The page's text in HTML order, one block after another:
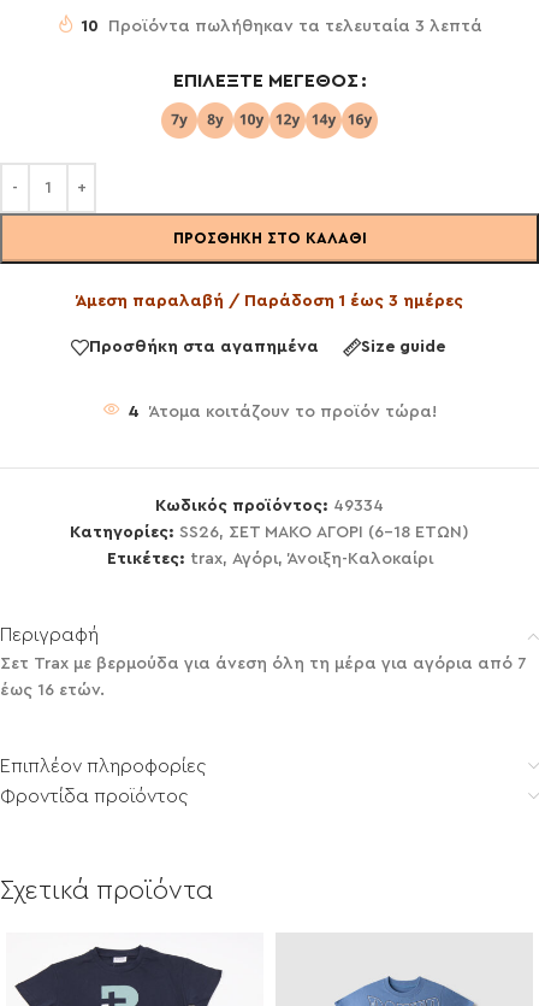
10 Προϊόντα πωλήθηκαν τα τελευταία 3 λεπτά
ΕΠΙΛΈΞΤΕ ΜΈΓΕΘΟΣ
ΠΡΟΣΘΉΚΗ ΣΤΟ ΚΑΛΆΘΙ
Άμεση παραλαβή / Παράδοση 1 έως 3 ημέρες
Προσθήκη στα αγαπημένα Size guide
4 Άτομα κοιτάζουν το προϊόν τώρα!
Κωδικός προϊόντος: 49334
Κατηγορίες: SS26, ΣΕΤ ΜΑΚΟ ΑΓΟΡΙ (6-18 ΕΤΩΝ)
Ετικέτες: trax, Αγόρι, Άνοιξη-Καλοκαίρι
Περιγραφή
Σετ Trax με βερμούδα για άνεση όλη τη μέρα για αγόρια από 7
έως 16 ετών.
Επιπλέον πληροφορίες
Φροντίδα προϊόντος
Σχετικά προϊόντα